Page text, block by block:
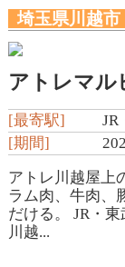
埼玉県川越市
アトレマル
[最寄駅]
JR
[期間]
アトレ川越屋上
ラム肉、牛肉、
だける。 JR・
川越...